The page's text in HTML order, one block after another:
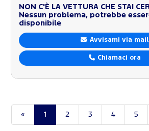
NON C'È LA VETTURA CHE STAI
Nessun problema, potrebbe
disponibile
Avvisami via mail
Chiamaci ora
« 1 2 3 4 5